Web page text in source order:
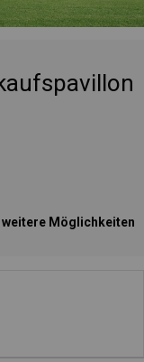
weitere Möglichkeiten